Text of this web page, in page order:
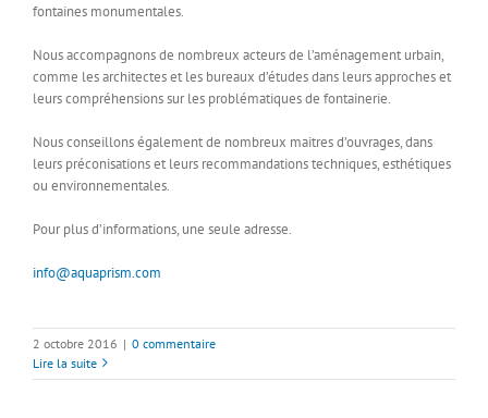
fontaines monumentales.
Nous accompagnons de nombreux acteurs de l’aménagement urbain,
comme les architectes et les bureaux d’études dans leurs approches et
leurs compréhensions sur les problématiques de fontainerie.
Nous conseillons également de nombreux maitres d’ouvrages, dans
leurs préconisations et leurs recommandations techniques, esthétiques
ou environnementales.
Pour plus d’informations, une seule adresse.
info@aquaprism.com
2 octobre 2016 | 0 commentaire
Lire la suite